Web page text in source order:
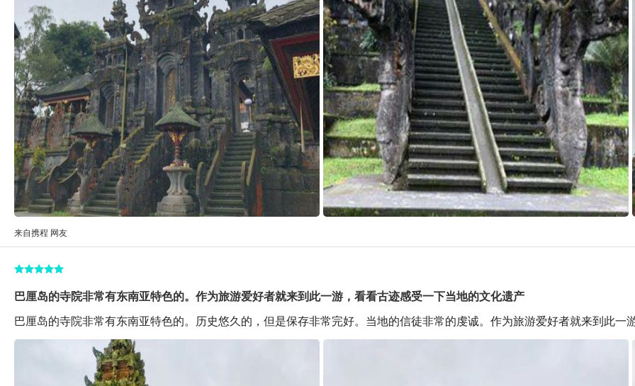
来自携程 网友
巴厘岛的寺院非常有东南亚特色的。作为旅游爱好者就来到此一游，看看古迹感受一下当地的文化遗产
巴厘岛的寺院非常有东南亚特色的。历史悠久的，但是保存非常完好。当地的信徒非常的虔诚。作为旅游爱好者就来到此一